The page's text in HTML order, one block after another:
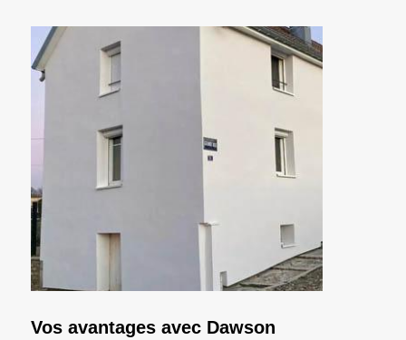
Vos avantages avec Dawson